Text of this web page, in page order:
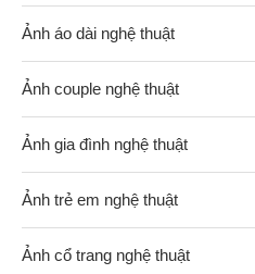
Ảnh áo dài nghệ thuật
Ảnh couple nghệ thuật
Ảnh gia đình nghệ thuật
Ảnh trẻ em nghệ thuật
Ảnh cổ trang nghệ thuật